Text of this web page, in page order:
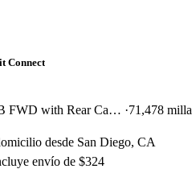
Connect
Cargo XL LWB FWD with Rear Cargo Doors 71,478
desde San Diego, CA
envío de $324